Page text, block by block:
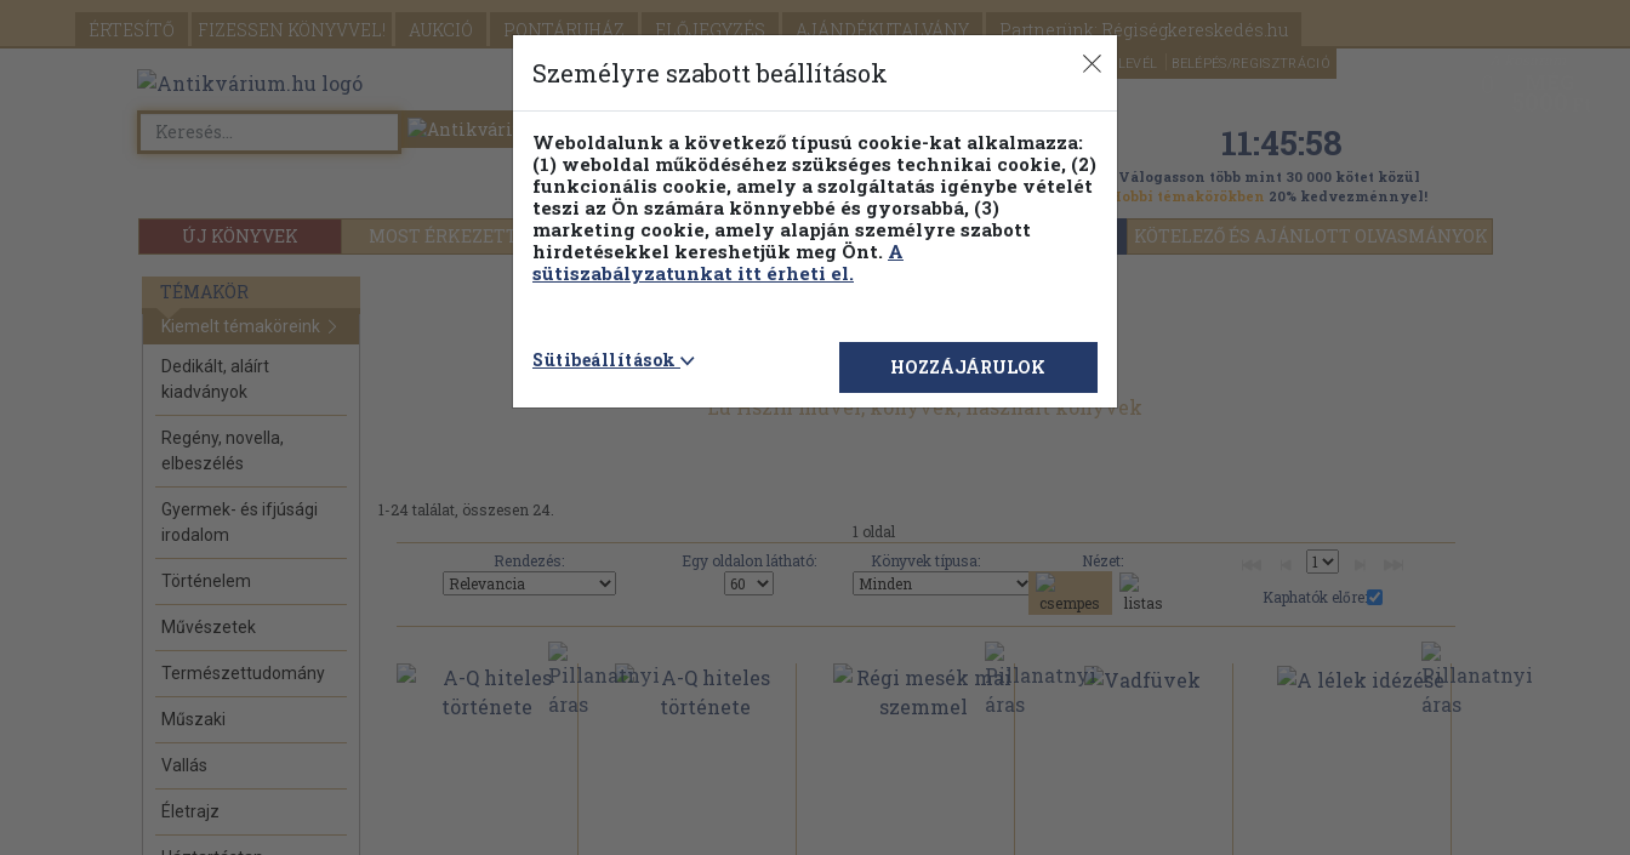
ÉRTESÍTŐ FIZESSEN KÖNYVVEL! AUKCIÓ PONTÁRUHÁZ ELŐJEGYZÉS AJÁNDÉKUTALVÁNY Partnerünk: Régiségkereskedés.hu
SEGÍTSÉG HÍRLEVÉL BELÉPÉS/REGISZTRÁCIÓ
ÚJ KÖNYVEK MOST ÉRKEZETT PILLANATNYI ÁRAINK FENNTARTHATÓ OLVASMÁNYOK KÖTELEZŐ ÉS AJÁNLOTT OLVASMÁNYOK
Részletes kereső Témaköri fa 11:45:57
Válogasson több mint 30 000 kötet közül
Hobbi témakörökben 20% kedvezménnyel!
TÉMAKÖR
Kiemelt témaköreink
Dedikált, aláírt
kiadványok
Regény, novella,
elbeszélés
Gyermek- és ifjúsági
irodalom
Történelem
Művészetek
Természettudomány
Műszaki
Vallás
Életrajz
Lu Hszin művei, könyvek, használt könyvek
1-24 találat, összesen 24.
1 oldal
Rendezés:
Egy oldalon látható: Könyvek típusa:
Nézet:
Kaphatók előre:
Személyre szabott beállítások
Weboldalunk a következő típusú cookie-kat alkalmazza:
(1) weboldal működéséhez szükséges technikai cookie, (2)
funkcionális cookie, amely a szolgáltatás igénybe vételét
teszi az Ön számára könnyebbé és gyorsabbá, (3)
marketing cookie, amely alapján személyre szabott
hirdetésekkel kereshetjük meg Önt. A
sütiszabályzatunkat itt érheti el.
Sütibeállítások HOZZÁJÁRULOK